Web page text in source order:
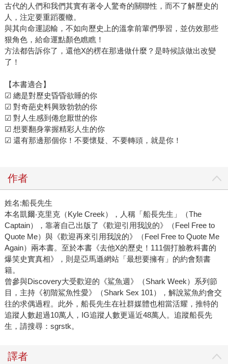
古代的人們和我們其實有著令人驚奇的關聯性，而不了解歷史的
人，注定要重蹈覆轍。
與其向命運認輸，不如向歷史上的溫拿前輩們學習，並仿效那些
狠角色，給命運點顏色瞧瞧！
方法都告訴你了，還他X的楞在那邊做什麼？是時候該做出改變
了！
【本書適合】
☑ 總是對歷史昏昏欲睡的你
☑ 對奇葩史料興致勃勃的你
☑ 對人生感到倦怠厭世的你
☑ 想要翻身掌握精彩人生的你
☑ 還有那邊那個你！不要懷疑、不要轉頭，就是你！
作者
姓名:船長先生
本名凱爾‧克里克（Kyle Creek），人稱「船長先生」（The
Captain），靠著自己出版了《歡迎引用我說的》（Feel Free to
Quote Me）與《歡迎再來引用我說的》（Feel Free to Quote Me
Again）兩本書。至於本書《去他X的歷史！111個打臉教科書的
爆笑史實真相》，則是亞馬遜網站「最想要擁有」的約會類書
籍。
曾參與Discovery大受歡迎的《鯊魚週》（Shark Week）系列節
目，主持《初階鯊魚性愛》（Shark Sex 101），解說鯊魚約會交
往的求偶過程。此外，船長先生在社群媒體也相當活耀，推特的
追蹤人數超過10萬人，IG追蹤人數更逼近48萬人。追蹤船長先
生，請搜尋：sgrstk。
譯者